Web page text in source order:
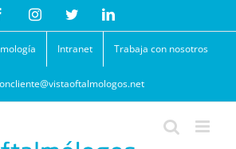
FacebookInstagramTwitterLinkedIn
Intranet Trabaja con nosotros